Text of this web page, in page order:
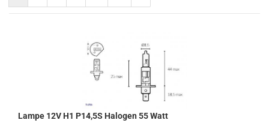
Lampe 12V H1 P14,5S Halogen 55 Watt